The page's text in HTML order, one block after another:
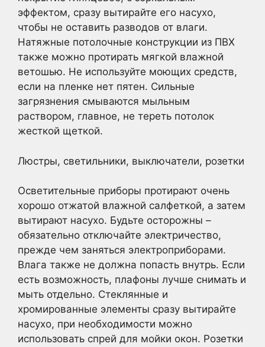
эффектом, сразу вытирайте его насухо,
чтобы не оставить разводов от влаги.
Натяжные потолочные конструкции из ПВХ
также можно протирать мягкой влажной
ветошью. Не используйте моющих средств,
если на пленке нет пятен. Сильные
загрязнения смываются мыльным
раствором, главное, не тереть потолок
жесткой щеткой.
Люстры, светильники, выключатели, розетки
Осветительные приборы протирают очень
хорошо отжатой влажной салфеткой, а затем
вытирают насухо. Будьте осторожны –
обязательно отключайте электричество,
прежде чем заняться электроприборами.
Влага также не должна попасть внутрь. Если
есть возможность, плафоны лучше снимать и
мыть отдельно. Стеклянные и
хромированные элементы сразу вытирайте
насухо, при необходимости можно
использовать спрей для мойки окон. Розетки